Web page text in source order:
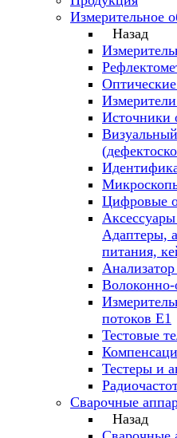
Измерительное
Назад
Источники
Цифровые
Адаптеры,
питания,
потоков Е1
Тестовые
Тестеры и
Сварочные
Назад